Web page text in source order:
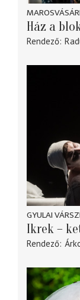
Ház a
Rendező
GYULAI
Ikrek –
Rendező